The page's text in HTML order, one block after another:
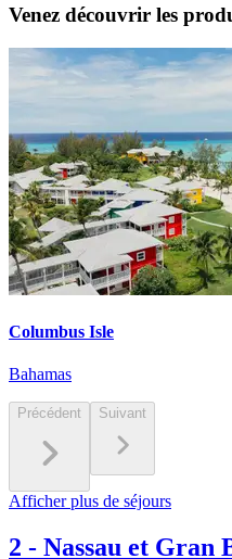
Venez découvrir les
Columbus Isle
Bahamas
Précédent Suivant
Afficher plus de séjours
2 - Nassau et Gran